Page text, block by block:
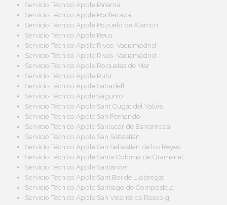
Servicio Técnico Apple Paterna
Servicio Técnico Apple Ponferrada
Servicio Técnico Apple Pozuelo de Alarcón
Servicio Técnico Apple Reus
Servicio Técnico Apple Rivas–Vaciamadrid
Servicio Técnico Apple Rivas–Vaciamadrid
Servicio Técnico Apple Roquetas de Mar
Servicio Técnico Apple Rubí
Servicio Técnico Apple Sabadell
Servicio Técnico Apple Sagunto
Servicio Técnico Apple Sant Cugat del Vallés
Servicio Técnico Apple San Fernando
Servicio Técnico Apple Sanlúcar de Barrameda
Servicio Técnico Apple San Sebastián
Servicio Técnico Apple San Sebastián de los Reyes
Servicio Técnico Apple Santa Coloma de Gramanet
Servicio Técnico Apple Santander
Servicio Técnico Apple Sant Boi de Llobregat
Servicio Técnico Apple Santiago de Compostela
Servicio Técnico Apple San Vicente de Raspeig